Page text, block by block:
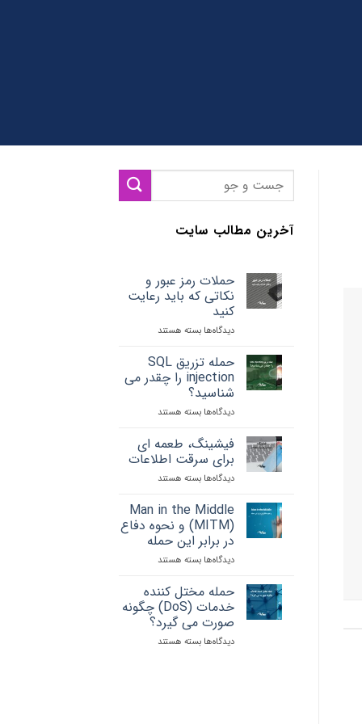
آخرین مطالب سایت
حملات رمز عبور و
نکاتی که باید رعایت
کنید
دیدگاه‌هابرای
رمز
عبور
و
نکاتی
که
رعایت
کنید
بسته هستند
حمله تزریق SQL
injection را چقدر می
شناسید؟
دیدگاه‌هابرای
تزریق
SQL
injection
را
می
شناسید؟
بسته هستند
فیشینگ، طعمه ای
برای سرقت اطلاعات
دیدگاه‌هابرای
طعمه
ای
برای
سرقت
اطلاعات
بسته هستند
Man in the Middle
(MITM) و نحوه دفاع
در برابر این حمله
دیدگاه‌هابرای
the
Middle
(MITM)
و
بسته هستند
حمله مختل کننده
خدمات (DoS) چگونه
صورت می گیرد؟
دیدگاه‌هابرای
بسته هستند